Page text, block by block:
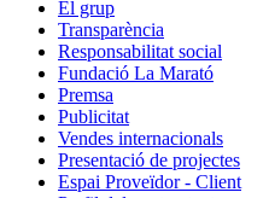
El grup
Transparència
Responsabilitat social
Fundació La Marató
Premsa
Publicitat
Vendes internacionals
Presentació de projectes
Espai Proveïdor - Client